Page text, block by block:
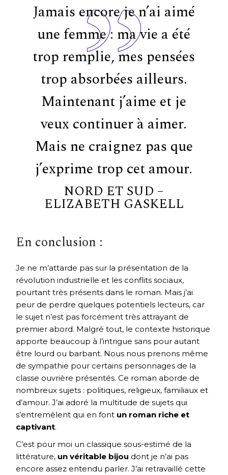
Jamais encore je n’ai aimé
une femme : ma vie a été
trop remplie, mes pensées
trop absorbées ailleurs.
Maintenant j’aime et je
veux continuer à aimer.
Mais ne craignez pas que
j’exprime trop cet amour.
NORD ET SUD –
ELIZABETH GASKELL
En conclusion :
Je ne m’attarde pas sur la présentation de la
révolution industrielle et les conflits sociaux,
pourtant très présents dans le roman. Mais j’ai
peur de perdre quelques potentiels lecteurs, car
le sujet n’est pas forcément très attrayant de
premier abord. Malgré tout, le contexte historique
apporte beaucoup à l’intrigue sans pour autant
être lourd ou barbant. Nous nous prenons même
de sympathie pour certains personnages de la
classe ouvrière présentés. Ce roman aborde de
nombreux sujets : politiques, religieux, familiaux et
d’amour. J’ai adoré la multitude de sujets qui
s’entremêlent qui en font un roman riche et
captivant.
C’est pour moi un classique sous-estimé de la
littérature, un véritable bijou dont je n’ai pas
encore assez entendu parler. J’ai retravaillé cette